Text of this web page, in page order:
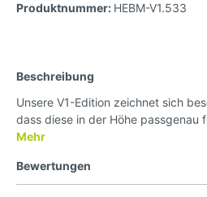
Produktnummer: HEBM-V1.533
Beschreibung
Unsere V1-Edition zeichnet sich
dass diese in der Höhe passgenau
Mehr
Bewertungen